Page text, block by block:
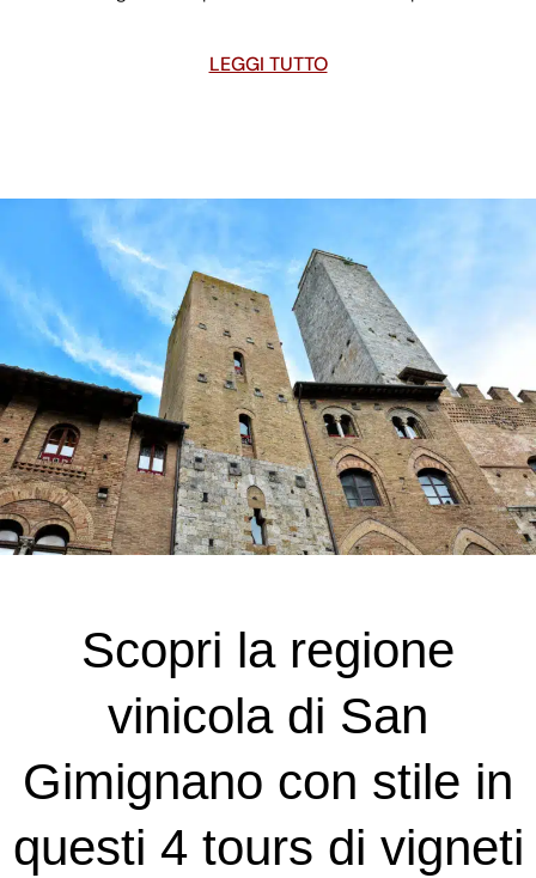
LEGGI TUTTO
Scopri la regione
vinicola di San
Gimignano con stile in
questi 4 tours di vigneti